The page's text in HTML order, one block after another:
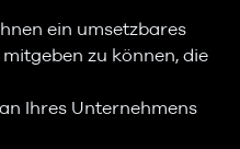
ein umsetzbares
zu können, die
Ihres Unternehmens